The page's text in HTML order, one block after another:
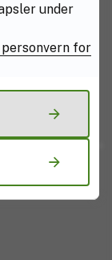
under
for